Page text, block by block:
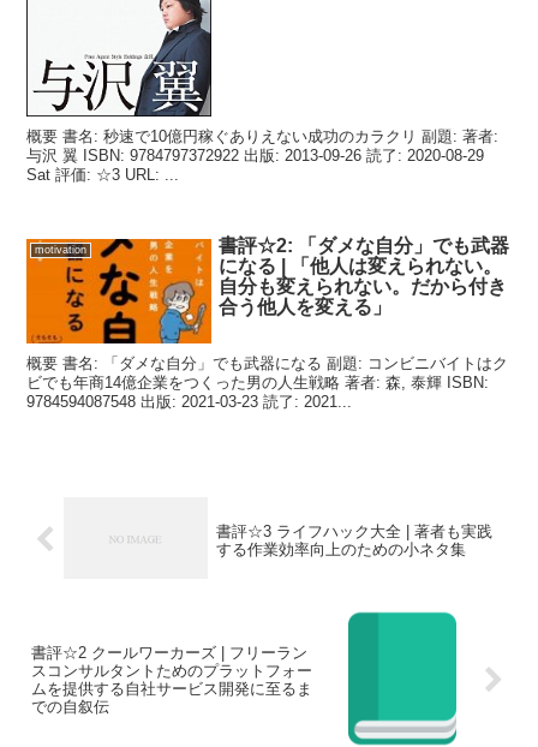
概要 書名: 秒速で10億円稼ぐありえない成功のカラクリ 副題: 著者:
与沢 翼 ISBN: 9784797372922 出版: 2013-09-26 読了: 2020-08-29
Sat 評価: ☆3 URL: ...
motivation
書評☆2: 「ダメな自分」でも武器
になる | 「他人は変えられない。
自分も変えられない。だから付き
合う他人を変える」
概要 書名: 「ダメな自分」でも武器になる 副題: コンビニバイトはク
ビでも年商14億企業をつくった男の人生戦略 著者: 森, 泰輝 ISBN:
9784594087548 出版: 2021-03-23 読了: 2021...
書評☆3 ライフハック大全 | 著者も実践
する作業効率向上のための小ネタ集
書評☆2 クールワーカーズ | フリーラン
スコンサルタントためのプラットフォー
ムを提供する自社サービス開発に至るま
での自叙伝